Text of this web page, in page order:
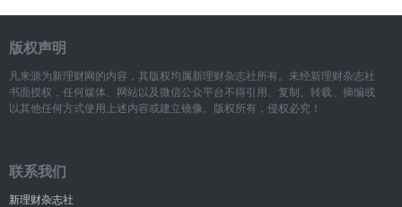
版权声明
凡来源为新理财网的内容，其版权均属新理财杂志社所有。未经新理财杂志社
书面授权，任何媒体、网站以及微信公众平台不得引用、复制、转载、摘编或
以其他任何方式使用上述内容或建立镜像。版权所有，侵权必究！
联系我们
新理财杂志社